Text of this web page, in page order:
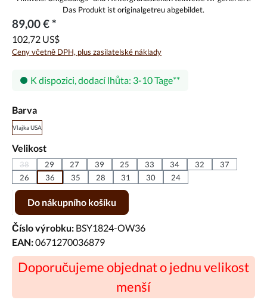
89,00 € *
102,72 US$
Ceny včetně DPH, plus zasilatelské náklady
K dispozici, dodací lhůta: 3-10 Tage
Vyberte
Barva
Vlajka USA
Vyberte
Velikost
38(Tato možnost není momentálně k dispozici.)
29 27 39 25 33 34 32
37
26
36 35 28 31 30
24
Množství produktu: Zadejte požadované množství nebo pomocí
Do nákupního košíku
Číslo výrobku: BSY1824-OW36
EAN:0671270036879
Doporučujeme objednat o jednu velikost
menší